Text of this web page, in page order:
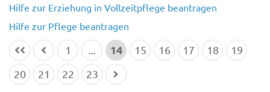
Hilfe zur Erziehung in Vollzeitpflege beantragen
Hilfe zur Pflege beantragen
1 14 15 16 17 18
19
20
21 22 23